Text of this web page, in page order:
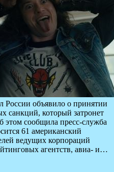
России объявило о принятии
санкций, который затронет
этом сообщила пресс-служба
61 американский
ведущих корпораций
агентств, авиа- и…